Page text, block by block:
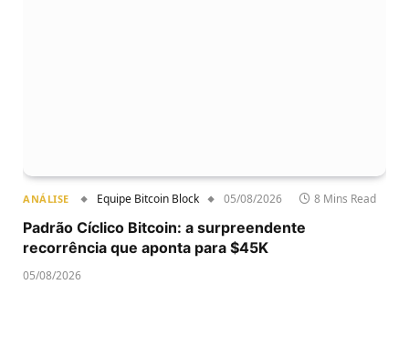
ANÁLISE Equipe Bitcoin Block 05/08/2026 8 Mins Read
Padrão Cíclico Bitcoin: a surpreendente
recorrência que aponta para $45K
05/08/2026